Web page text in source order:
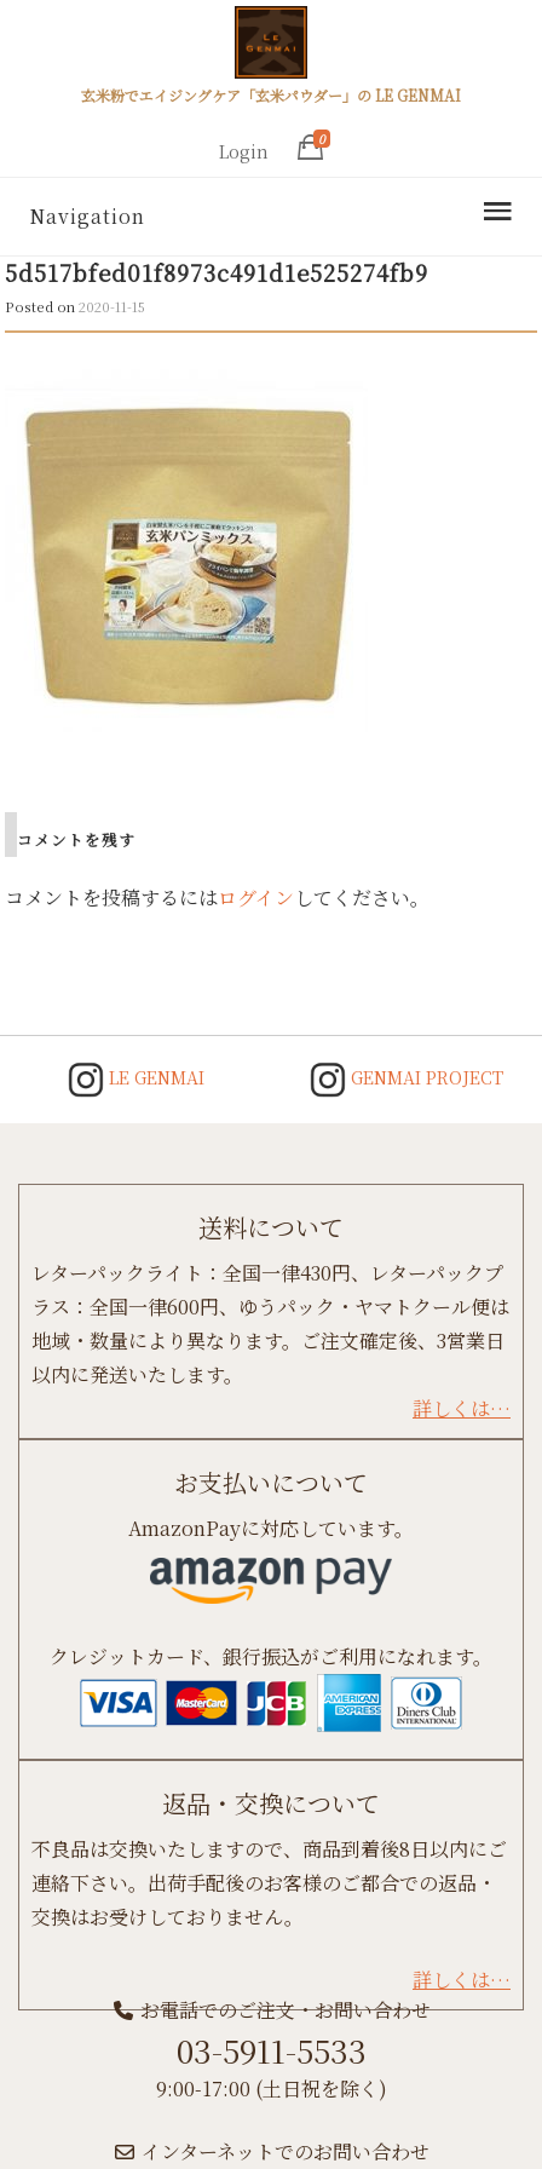
玄米粉でエイジングケア「玄米パウダー」の LE GENMAI
Login
0
Navigation
5d517bfed01f8973c491d1e525274fb9
Posted on2020-11-15
コメントを残す
コメントを投稿するにはログイン してください。
LE GENMAI GENMAI PROJECT
送料について
レターパックライト：全国一律430円、レターパックプ
ラス：全国一律600円、ゆうパック・ヤマトクール便は
地域・数量により異なります。ご注文確定後、3営業日
以内に発送いたします。
詳しくは…
お支払いについて
AmazonPayに対応しています。
クレジットカード、銀行振込がご利用になれます。
返品・交換について
不良品は交換いたしますので、商品到着後8日以内にご
連絡下さい。出荷手配後のお客様のご都合での返品・
交換はお受けしておりません。
詳しくは…
お電話でのご注文・お問い合わせ
03-5911-5533
9:00-17:00 (土日祝を除く)
インターネットでのお問い合わせ